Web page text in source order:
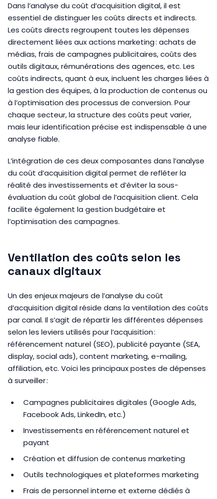
Dans l’analyse du coût d’acquisition digital, il est
essentiel de distinguer les coûts directs et indirects.
Les coûts directs regroupent toutes les dépenses
directement liées aux actions marketing : achats de
médias, frais de campagnes publicitaires, coûts des
outils digitaux, rémunérations des agences, etc. Les
coûts indirects, quant à eux, incluent les charges liées à
la gestion des équipes, à la production de contenus ou
à l’optimisation des processus de conversion. Pour
chaque secteur, la structure des coûts peut varier,
mais leur identification précise est indispensable à une
analyse fiable.
L’intégration de ces deux composantes dans l’analyse
du coût d’acquisition digital permet de refléter la
réalité des investissements et d’éviter la sous-
évaluation du coût global de l’acquisition client. Cela
facilite également la gestion budgétaire et
l’optimisation des campagnes.
Ventilation des coûts selon les
canaux digitaux
Un des enjeux majeurs de l’analyse du coût
d’acquisition digital réside dans la ventilation des coûts
par canal. Il s’agit de répartir les différentes dépenses
selon les leviers utilisés pour l’acquisition :
référencement naturel (SEO), publicité payante (SEA,
display, social ads), content marketing, e-mailing,
affiliation, etc. Voici les principaux postes de dépenses
à surveiller :
Campagnes publicitaires digitales (Google Ads,
Facebook Ads, LinkedIn, etc.)
Investissements en référencement naturel et
payant
Création et diffusion de contenus marketing
Outils technologiques et plateformes marketing
Frais de personnel interne et externe dédiés à